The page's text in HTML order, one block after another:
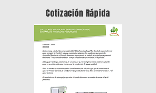
Cotización Rápida